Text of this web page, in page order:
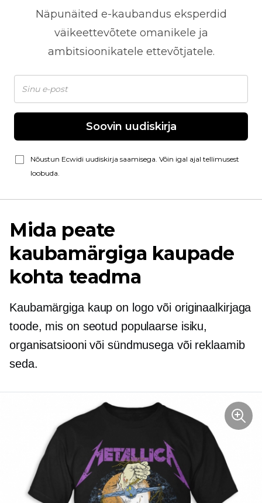
Näpunäited e-kaubandus eksperdid
väikeettevõtete omanikele ja
ambitsioonikatele ettevõtjatele.
Soovin uudiskirja
Nõustun Ecwidi uudiskirja saamisega. Võin igal ajal tellimusest
loobuda.
Mida peate
kaubamärgiga kaupade
kohta teadma
Kaubamärgiga kaup on logo või originaalkirjaga
toode, mis on seotud populaarse isiku,
organisatsiooni või sündmusega või reklaamib
seda.